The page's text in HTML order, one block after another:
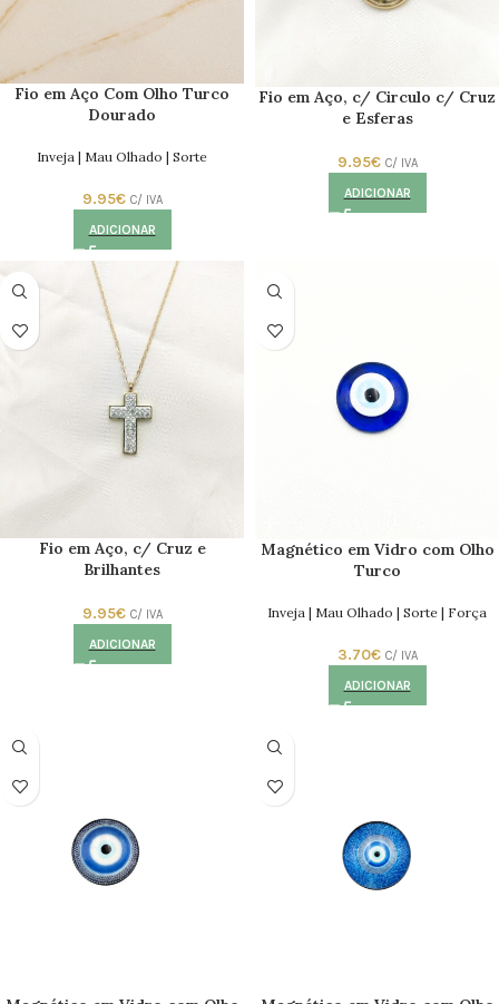
Fio em Aço Com Olho Turco
Dourado
Inveja | Mau Olhado | Sorte
9.95€ C/ IVA
ADICIONAR
Fio em Aço, c/ Circulo c/ Cruz
e Esferas
9.95€ C/ IVA
ADICIONAR
Fio em Aço, c/ Cruz e
Brilhantes
9.95€ C/ IVA
ADICIONAR
Magnético em Vidro com Olho
Turco
Inveja | Mau Olhado | Sorte | Força
3.70€ C/ IVA
ADICIONAR